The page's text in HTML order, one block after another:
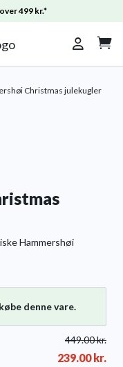
499 kr.*

Christmas julekugler
Hammershøi
denne vare.
449.00kr.
239.00kr.